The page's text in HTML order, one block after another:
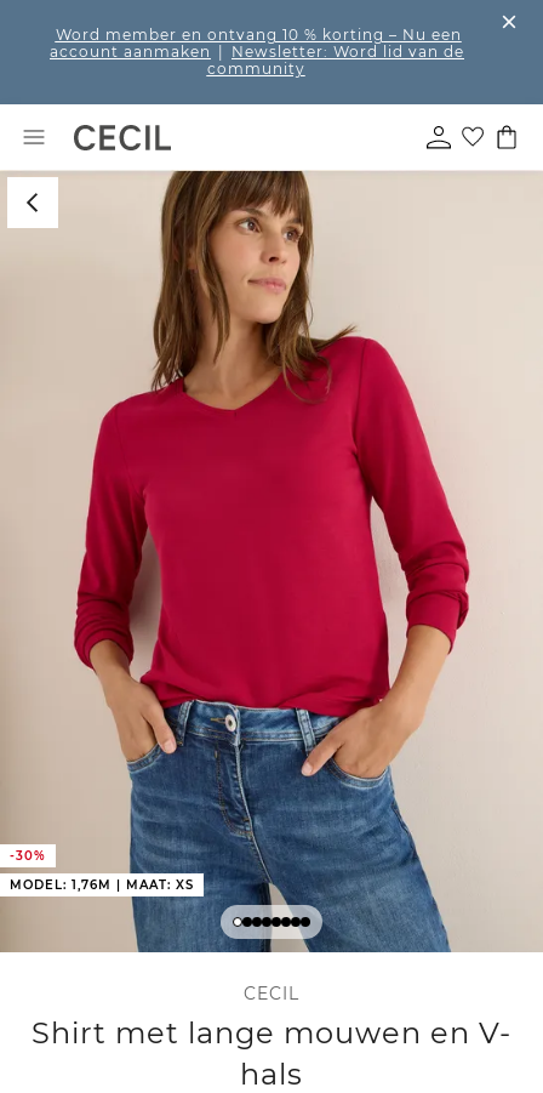
Word member en ontvang 10 % korting – Nu een
account aanmaken
Newsletter: Word lid van de
community
-30%
MODEL: 1,76M | MAAT: XS
CECIL
Shirt met lange mouwen en V-
hals